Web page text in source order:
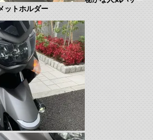
ットホルダー